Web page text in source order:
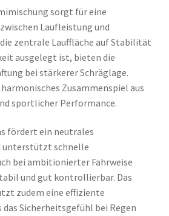
sorgt für eine
Laufleistung und
zentrale Lauffläche auf Stabilität
ausgelegt ist, bieten die
bei stärkerer Schräglage.
Zusammenspiel aus
sportlicher Performance.
fördert ein neutrales
unterstützt schnelle
bei ambitionierter Fahrweise
und gut kontrollierbar. Das
zudem eine effiziente
Sicherheitsgefühl bei Regen